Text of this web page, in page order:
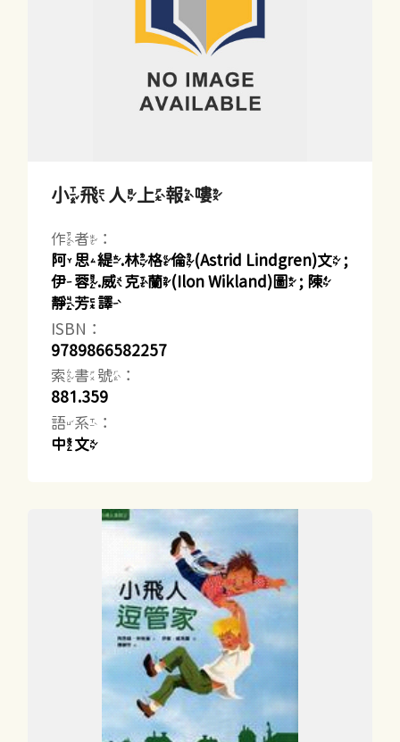
小飛人上報嘍
作者：
阿思緹.林格倫(Astrid Lindgren)文 ;
伊蓉.威克蘭(Ilon Wikland)圖 ; 陳
靜芳譯
ISBN：
9789866582257
索書號：
881.359
語系：
中文